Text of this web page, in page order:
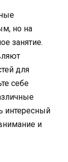
но на
занятие.
для
себе
интересный
и